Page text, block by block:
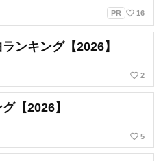
PR favorite_border 16
ンキング【2026】
favorite_border 2
【2026】
favorite_border 5